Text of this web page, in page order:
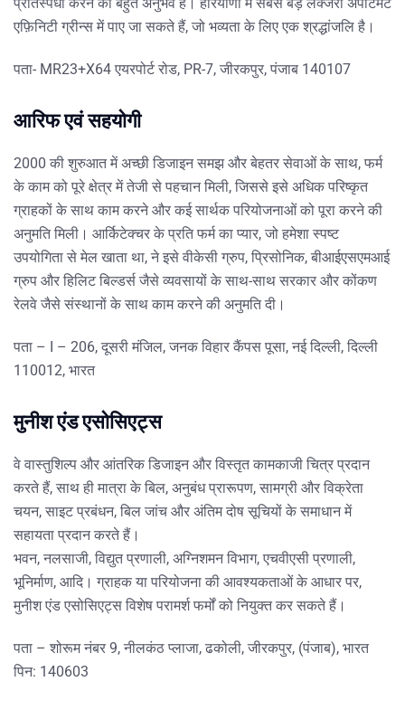
प्रतिस्पर्धा करने का बहुत अनुभव है। हरियाणा में सबसे बड़े लक्जरी अपार्टमेंट
एफ़िनिटी ग्रीन्स में पाए जा सकते हैं, जो भव्यता के लिए एक श्रद्धांजलि है।
पता- MR23+X64 एयरपोर्ट रोड, PR-7, जीरकपुर, पंजाब 140107
आरिफ एवं सहयोगी
2000 की शुरुआत में अच्छी डिजाइन समझ और बेहतर सेवाओं के साथ, फर्म
के काम को पूरे क्षेत्र में तेजी से पहचान मिली, जिससे इसे अधिक परिष्कृत
ग्राहकों के साथ काम करने और कई सार्थक परियोजनाओं को पूरा करने की
अनुमति मिली। आर्किटेक्चर के प्रति फर्म का प्यार, जो हमेशा स्पष्ट
उपयोगिता से मेल खाता था, ने इसे वीकेसी ग्रुप, प्रिसोनिक, बीआईएसएमआई
ग्रुप और हिलिट बिल्डर्स जैसे व्यवसायों के साथ-साथ सरकार और कोंकण
रेलवे जैसे संस्थानों के साथ काम करने की अनुमति दी।
पता – I – 206, दूसरी मंजिल, जनक विहार कैंपस पूसा, नई दिल्ली, दिल्ली
110012, भारत
मुनीश एंड एसोसिएट्स
वे वास्तुशिल्प और आंतरिक डिजाइन और विस्तृत कामकाजी चित्र प्रदान
करते हैं, साथ ही मात्रा के बिल, अनुबंध प्रारूपण, सामग्री और विक्रेता
चयन, साइट प्रबंधन, बिल जांच और अंतिम दोष सूचियों के समाधान में
सहायता प्रदान करते हैं।
भवन, नलसाजी, विद्युत प्रणाली, अग्निशमन विभाग, एचवीएसी प्रणाली,
भूनिर्माण, आदि। ग्राहक या परियोजना की आवश्यकताओं के आधार पर,
मुनीश एंड एसोसिएट्स विशेष परामर्श फर्मों को नियुक्त कर सकते हैं।
पता – शोरूम नंबर 9, नीलकंठ प्लाजा, ढकोली, जीरकपुर, (पंजाब), भारत
पिन: 140603